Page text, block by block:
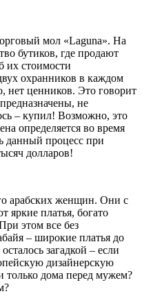
мол «Laguna». На
бутиков, где продают
их стоимости
охранников в каждом
нет ценников. Это говорит
не
– купил! Возможно, это
определяется во время
данный процесс при
долларов!
арабских женщин. Они с
яркие платья, богато
этом все без
– широкие платья до
загадкой – если
дизайнерскую
только дома перед мужем?